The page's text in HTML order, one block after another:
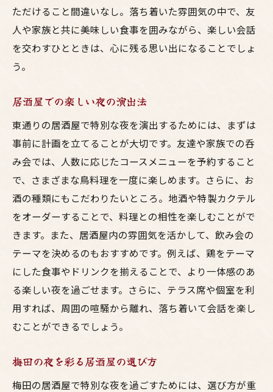
ただけること間違いなし。落ち着いた雰囲気の中で、友
人や家族と共に美味しい食事を囲みながら、楽しい会話
を交わすひとときは、心に残る思い出になることでしょ
う。
居酒屋での楽しい夜の演出法
東通りの居酒屋で特別な夜を演出するためには、まずは
事前に計画を立てることが大切です。友達や家族での呑
み会では、人数に応じたコースメニューを予約すること
で、さまざまな鳥料理を一度に楽しめます。さらに、お
酒の種類にもこだわりたいところ。地酒や特製カクテル
をオーダーすることで、料理との相性を楽しむことがで
きます。また、居酒屋内の雰囲気を活かして、飲み会の
テーマを決めるのもおすすめです。例えば、鶏をテーマ
にした食事やドリンクを揃えることで、より一体感のあ
る楽しい夜を過ごせます。さらに、テラス席や個室を利
用すれば、周囲の喧騒から離れ、落ち着いて会話を楽し
むことができるでしょう。
梅田の夜を彩る居酒屋の選び方
梅田の居酒屋で特別な夜を過ごすためには、選び方が重